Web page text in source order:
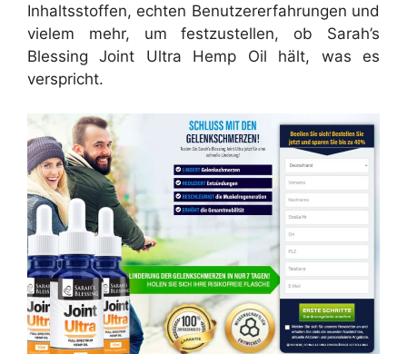
Inhaltsstoffen, echten Benutzererfahrungen und
vielem mehr, um festzustellen, ob Sarah’s
Blessing Joint Ultra Hemp Oil hält, was es
verspricht.